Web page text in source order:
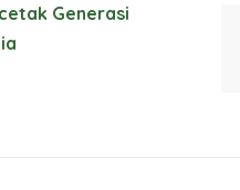
Generasi